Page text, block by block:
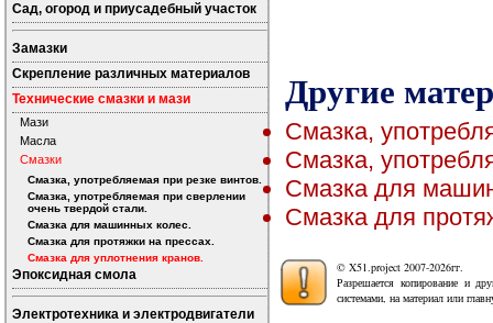
Сад, огород и приусадебный участок
Замазки
Скрепление различных материалов
Технические смазки и мази
Мази
Масла
Смазки
Смазка, употребляемая при резке винтов.
Смазка, употребляемая при сверлении
очень твердой стали.
Смазка для машинных колес.
Смазка для протяжки на прессах.
Смазка для уплотнения кранов.
Эпоксидная смола
Электротехника и электродвигатели
Другие
Смазка,
Смазка,
Смазка для
Смазка для
© X51.project 2007-2026гг.
Разрешается копирование и
системами, на материал или